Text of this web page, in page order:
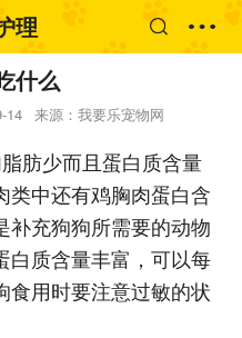
理
什么
14 来源：我要乐宠物网
肪少而且蛋白质含量
类中还有鸡胸肉蛋白含
补充狗狗所需要的动物
白质含量丰富，可以每
食用时要注意过敏的状